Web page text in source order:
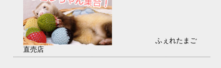
ふぇれたまご
直売店